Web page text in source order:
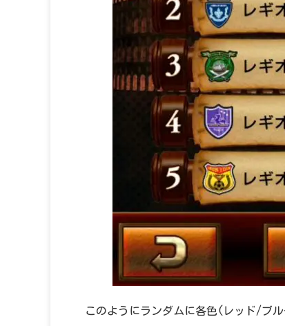
このようにランダムに各色(レッド/ブ